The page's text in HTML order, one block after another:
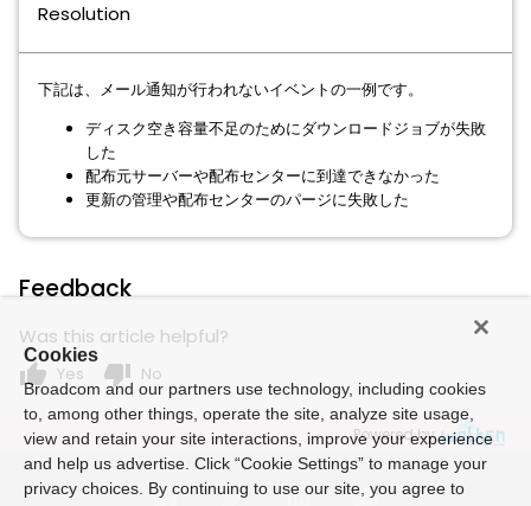
Resolution
下記は、メール通知が行われないイベントの一例です。
ディスク空き容量不足のためにダウンロードジョブが失敗
した
配布元サーバーや配布センターに到達できなかった
更新の管理や配布センターのパージに失敗した
Feedback
Was this article helpful?
thumb_up Yes thumb_down No
Powered by
Cookies
Broadcom and our partners use technology, including cookies
to, among other things, operate the site, analyze site usage,
view and retain your site interactions, improve your experience
and help us advertise. Click “Cookie Settings” to manage your
privacy choices. By continuing to use our site, you agree to